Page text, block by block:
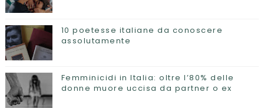
10 poetesse italiane da conoscere
assolutamente
Femminicidi in Italia: oltre l’80% delle
donne muore uccisa da partner o ex